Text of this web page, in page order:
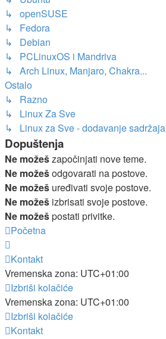
↳ openSUSE
↳ Fedora
↳ Debian
↳ PCLinuxOS i Mandriva
↳ Arch Linux, Manjaro, Chakra...
Ostalo
↳ Razno
↳ Linux Za Sve
↳ Linux za Sve - dodavanje sadržaja
Dopuštenja
Ne možešzapočinjati nove teme.
Ne možešodgovarati na postove.
Ne možeš uređivati svoje postove.
Ne možeš izbrisati svoje postove.
Ne možešpostati privitke.
Početna
Kontakt
Vremenska zona: UTC+01:00
Izbriši kolačiće
Vremenska zona: UTC+01:00
Izbriši kolačiće
Kontakt